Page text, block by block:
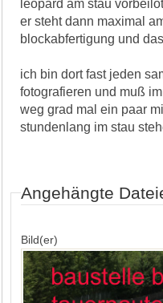
leopard am stau
er steht dann maximal
blockabfertigung und
ich bin dort fast jeden
fotografieren und muß
weg grad mal ein paar
stundenlang im stau
Angehängte
Bild(er)